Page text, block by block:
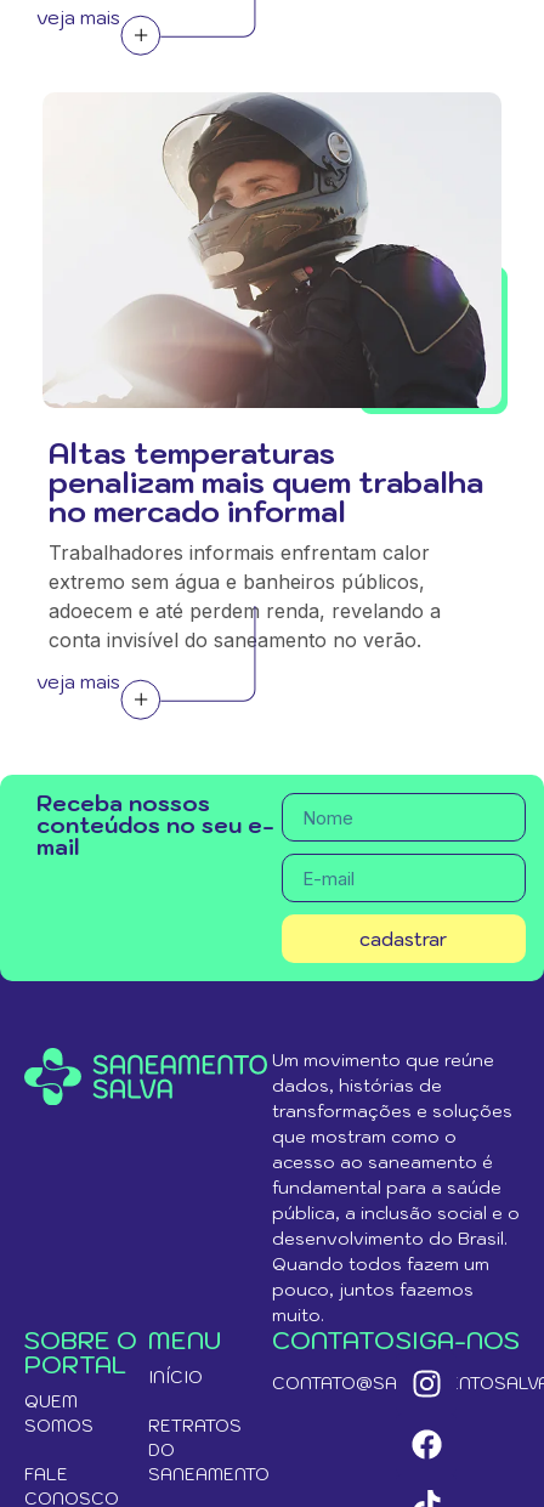
veja mais
Altas temperaturas
penalizam mais quem trabalha
no mercado informal
Trabalhadores informais enfrentam calor
extremo sem água e banheiros públicos,
adoecem e até perdem renda, revelando a
conta invisível do saneamento no verão.
veja mais
Receba nossos
conteúdos no seu e-
mail
cadastrar
Um movimento que reúne
dados, histórias de
transformações e soluções
que mostram como o
acesso ao saneamento é
fundamental para a saúde
pública, a inclusão social e o
desenvolvimento do Brasil.
Quando todos fazem um
pouco, juntos fazemos
muito.
SOBRE O
PORTAL
QUEM
SOMOS
FALE
CONOSCO
MENU
INÍCIO
RETRATOS
DO
SANEAMENTO
CONTATOSIGA-NOS